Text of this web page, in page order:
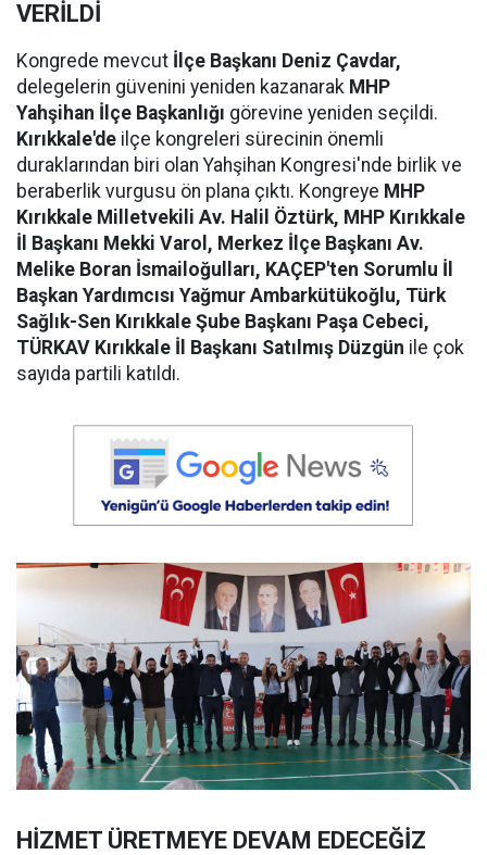
VERİLDİ
Kongrede mevcut İlçe Başkanı Deniz Çavdar,
delegelerin güvenini yeniden kazanarak MHP
Yahşihan İlçe Başkanlığı görevine yeniden seçildi.
Kırıkkale'de ilçe kongreleri sürecinin önemli
duraklarından biri olan Yahşihan Kongresi'nde birlik ve
beraberlik vurgusu ön plana çıktı. Kongreye MHP
Kırıkkale Milletvekili Av. Halil Öztürk, MHP Kırıkkale
İl Başkanı Mekki Varol, Merkez İlçe Başkanı Av.
Melike Boran İsmailoğulları, KAÇEP'ten Sorumlu İl
Başkan Yardımcısı Yağmur Ambarkütükoğlu, Türk
Sağlık-Sen Kırıkkale Şube Başkanı Paşa Cebeci,
TÜRKAV Kırıkkale İl Başkanı Satılmış Düzgün ile çok
sayıda partili katıldı.
HİZMET ÜRETMEYE DEVAM EDECEĞİZ